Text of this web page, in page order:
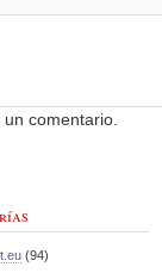
comentario.
(94)